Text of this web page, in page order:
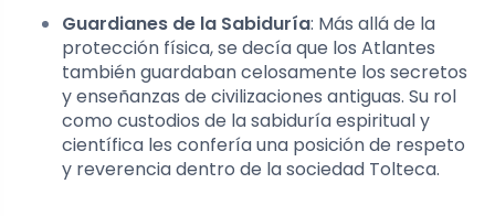
Guardianes de la Sabiduría: Más allá de la
protección física, se decía que los Atlantes
también guardaban celosamente los secretos
y enseñanzas de civilizaciones antiguas. Su rol
como custodios de la sabiduría espiritual y
científica les confería una posición de respeto
y reverencia dentro de la sociedad Tolteca.